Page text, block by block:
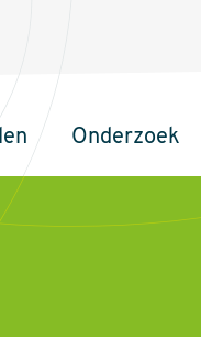
Onderzoek